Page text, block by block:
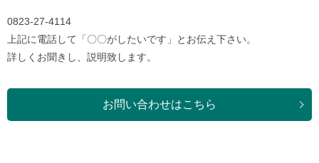
0823-27-4114
上記に電話して「〇〇がしたいです」とお伝え下さい。
詳しくお聞きし、説明致します。
お問い合わせはこちら